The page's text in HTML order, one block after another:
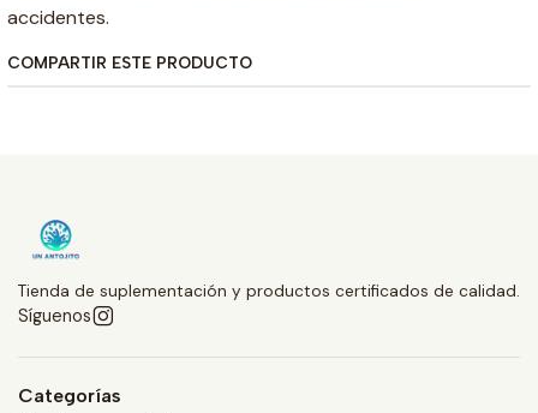
accidentes.
COMPARTIR ESTE PRODUCTO
Tienda de suplementación y productos certificados de calidad.
Síguenos
Categorías